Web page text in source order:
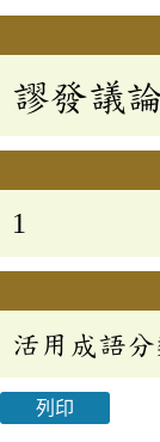
謬發議
1
活用成語
列印